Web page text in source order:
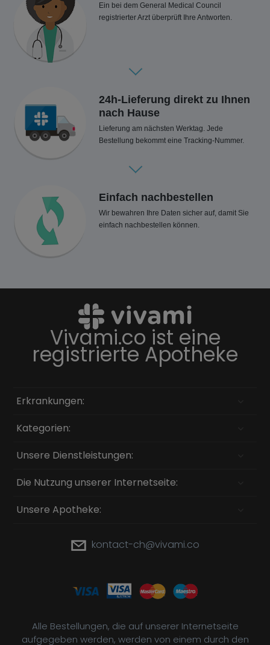
Ein bei dem General Medical Council
registrierter Arzt überprüft Ihre Antworten.
24h-Lieferung direkt zu Ihnen
nach Hause
Lieferung am nächsten Werktag. Jede
Bestellung bekommt eine Tracking-Nummer.
Einfach nachbestellen
Wir bewahren Ihre Daten sicher auf, damit Sie
einfach nachbestellen können.
Vivami.co ist eine
registrierte Apotheke
Erkrankungen:
Kategorien:
Unsere Dienstleistungen:
Die Nutzung unserer Internetseite:
Unsere Apotheke:
kontact-ch@vivami.co
Alle Bestellungen, die auf unserer Internetseite
aufgegeben werden, werden von einem durch den